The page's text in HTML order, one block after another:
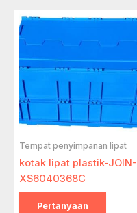
Tempat penyimpanan lipat
kotak lipat plastik-JOIN-
XS6040368C
Pertanyaan